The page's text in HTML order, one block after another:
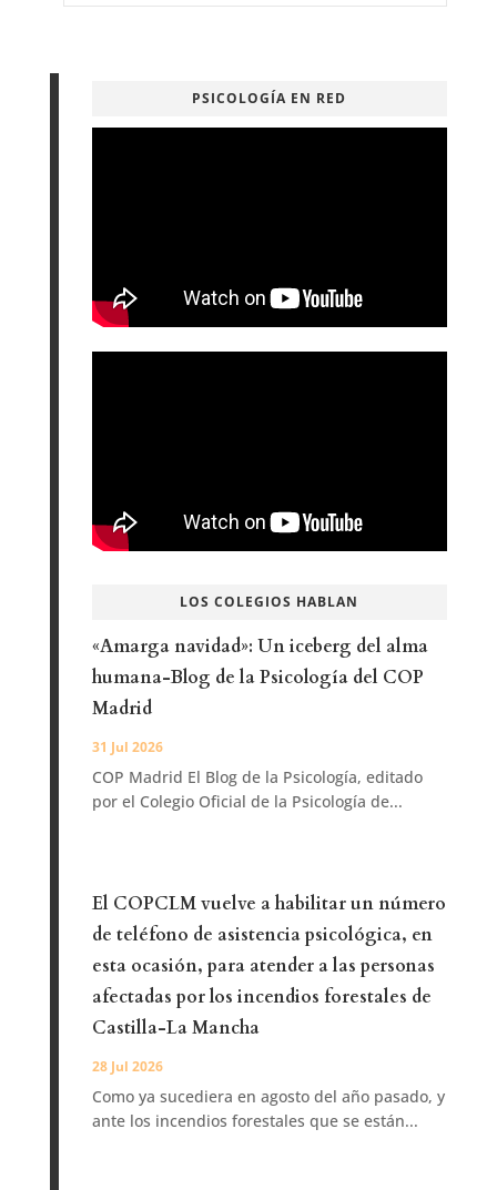
PSICOLOGÍA EN RED
LOS COLEGIOS HABLAN
«Amarga navidad»: Un iceberg del alma
humana-Blog de la Psicología del COP
Madrid
31 Jul 2026
COP Madrid El Blog de la Psicología, editado
por el Colegio Oficial de la Psicología de...
El COPCLM vuelve a habilitar un número
de teléfono de asistencia psicológica, en
esta ocasión, para atender a las personas
afectadas por los incendios forestales de
Castilla-La Mancha
28 Jul 2026
Como ya sucediera en agosto del año pasado, y
ante los incendios forestales que se están...